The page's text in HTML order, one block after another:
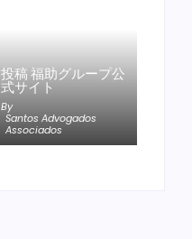
投稿 福助グループ公
式サイト
By
Santos Advogados
Associados